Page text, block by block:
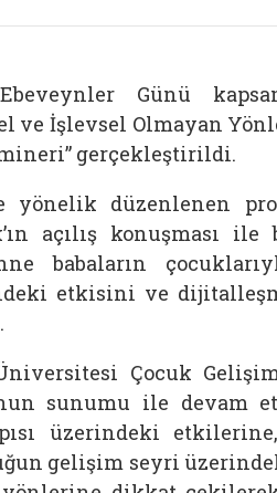
Günü
ve İşlevsel Olmayan
gerçekleştirildi.
yönelik düzenlenen
açılış konuşması ile
babaların
etkisini ve
Çocuk
sunumu ile devam
üzerindeki
gelişim seyri